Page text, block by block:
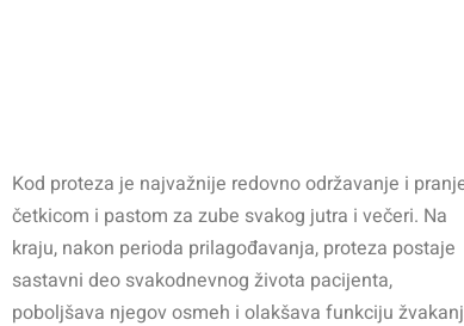
Kod proteza je najvažnije redovno održavanje i
četkicom i pastom za zube svakog jutra i večeri. Na
kraju, nakon perioda prilagođavanja, proteza postaje
sastavni deo svakodnevnog života pacijenta,
poboljšava njegov osmeh i olakšava funkciju